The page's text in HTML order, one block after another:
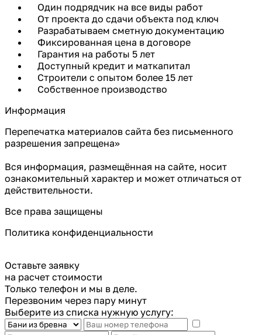
Один подрядчик на все виды работ
От проекта до сдачи объекта под ключ
Разрабатываем сметную документацию
Фиксированная цена в договоре
Гарантия на работы 5 лет
Доступный кредит и маткапитал
Строители с опытом более 15 лет
Собственное производство
Информация
Перепечатка материалов сайта без письменного
разрешения запрещена»
Вся информация, размещённая на сайте, носит
ознакомительный характер и может отличаться от
действительности.
Все права защищены
Политика конфиденциальности
Оставьте заявку
на расчет стоимости
Только телефон и мы в деле.
Перезвоним через пару минут
Выберите из списка нужную услугу: